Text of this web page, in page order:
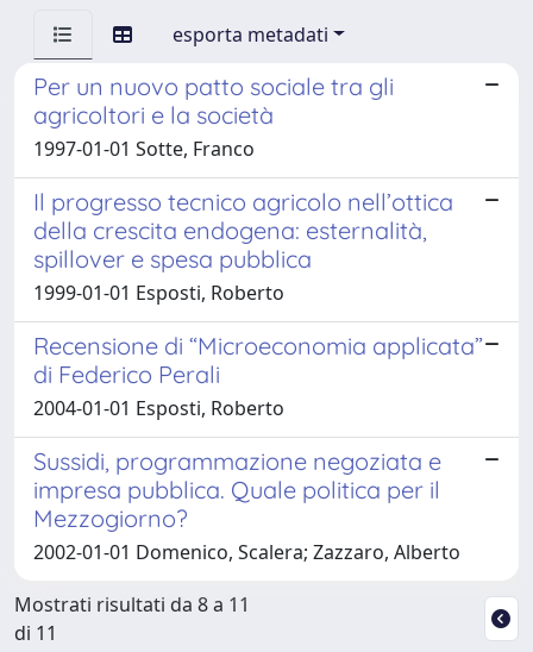
esporta metadati
Per un nuovo patto sociale tra gli
agricoltori e la società
1997-01-01 Sotte, Franco
Il progresso tecnico agricolo nell’ottica
della crescita endogena: esternalità,
spillover e spesa pubblica
1999-01-01 Esposti, Roberto
Recensione di “Microeconomia applicata”
di Federico Perali
2004-01-01 Esposti, Roberto
Sussidi, programmazione negoziata e
impresa pubblica. Quale politica per il
Mezzogiorno?
2002-01-01 Domenico, Scalera; Zazzaro, Alberto
Mostrati risultati da 8 a 11
di 11